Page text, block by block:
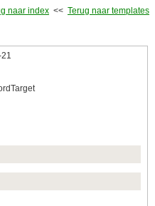
naar index << Terug naar templates